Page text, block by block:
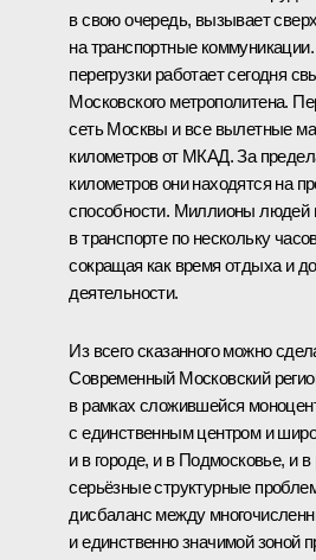
в свою очередь, вызывает
на транспортные
перегрузки работает сегодня
Московского метрополитена.
сеть Москвы и все вылетные
километров от МКАД. За
километров они находятся на
способности. Миллионы людей
в транспорте по нескольку
сокращая как время отдыха и
деятельности.
Из всего сказанного можно
Современный Московский
в рамках сложившейся
с единственным центром и
и в городе, и в Подмосковье, и
серьёзные структурные
дисбаланс между
и единственно значимой зоной